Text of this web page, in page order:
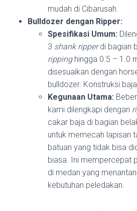
mudah di Cibarusah.
Bulldozer dengan Ripper:
Spesifikasi Umum:
3 shank ripperdi bagian
rippinghingga 0.5 – 1.0
disesuaikan dengan
bulldozer. Konstruksi
Kegunaan Utama:
kami dilengkapi dengan
cakar baja di bagian
untuk memecah lapisan
batuan yang tidak bisa
biasa. Ini mempercepat
di medan yang
kebutuhan peledakan.